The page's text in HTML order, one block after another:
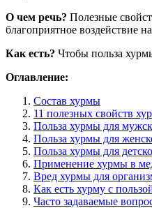
О чем речь? Полезные
благоприятное воздействие
Как есть? Чтобы польза
Оглавление:
Состав хурмы
11 полезных свойств
Польза хурмы для
Польза хурмы для
Польза хурмы для
Применение хурмы в
Вред хурмы для
Как есть хурму с
Часто задаваемые